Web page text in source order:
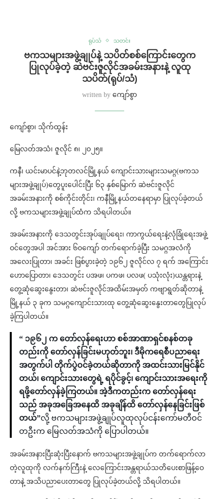
ရုပ်သံ သတင်း
⁨ဗကသများအဖွဲ့ချုပ်နဲ့ သပိတ်စစ်ကြောင်းတွေက
ပြုလုပ်ခဲ့တဲ့ ဆဲဗင်းဇူလိုင်အခမ်းအနားနဲ့ လူထု
သပိတ်(ရုပ်/သံ)
written by ကျော်စွာ
ကျော်စွာ၊ သိုက်ထွန်း
မြေလတ်အသံ၊ ဇူလိုင် ၈၊ ၂၀၂၅။
ကနီ၊ ယင်းမာပင်နဲ့ဘုတလင်မြို့နယ် ကျောင်းသားများသမဂ္ဂ(ဗကသ
များအဖွဲ့ချုပ်)တွေပူးပေါင်းပြီး ၆၃ နှစ်မြောက် ဆဲဗင်းဇူလိုင်
အခမ်းအနားကို စစ်ကိုင်းတိုင်း၊ ကနီမြို့နယ်တနေရာမှာ ပြုလုပ်ခဲ့တယ်
လို့ ဗကသများအဖွဲ့ချုပ်ထံက သိရပါတယ်။
အခမ်းအနားကို ဒေသတွင်းအုပ်ချုပ်ရေး၊ ကာကွယ်ရေးနဲ့လုံခြုံရေးအဖွဲ့
ဝင်တွေအပါ အင်အား ၆၀ကျော် တက်ရောက်ခဲ့ပြီး သမဂ္ဂအလံကို
အလေးပြုတာ၊ အခင်း ဖြစ်ပွားခဲ့တဲ့ ၁၉၆၂ ဇူလိုင်လ ၇ ရက် အကြောင်း
ဟောပြောတာ၊ ဒေသတွင်း ပအဖ၊ ပကဖ၊ ပလဖ( ပသုံးလုံး)ယန္တရားနဲ့
တွေ့ဆုံဆွေးနွေးတာ၊ ဆဲဗင်းဇူလိုင်အထိမ်းအမှတ် ကဗျာရွတ်ဆိုတာနဲ့
မြို့နယ် ၃ ခုက သမဂ္ဂကျောင်းသားထု တွေ့ဆုံဆွေးနွေးတာတွေပြုလုပ်
ခဲ့ကြပါတယ်။
“ ၁၉၆၂ က တော်လှန်ရေးဟာ စစ်အာဏာရှင်စနစ်တခု
တည်းကို တော်လှန်ခြင်းမဟုတ်ဘူး၊ ဒီမိုကရေစီပညာရေး
အတွက်ပါ တိုက်ပွဲဝင်ခဲ့တယ်ဆိုတာကို အထင်းသားမြင်နိုင်
တယ်၊ ကျောင်းသားတွေရဲ့ ရပိုင်ခွင့်၊ ကျောင်းသားအရေးကို
ရဖို့တော်လှန်ခဲ့ကြတယ်။ အဲ့ဒီကတည်းက တော်လှန်ရေး
သည် အခုအခြေအနေထိ အခုချိန်ထိ တော်လှန်နေခြင်းဖြစ်
တယ်”လို့ ဗကသများအဖွဲ့ချုပ်လူထုလုပ်ငန်းကော်မတီဝင်
တဦးက မြေလတ်အသံကို ပြောပါတယ်။
အခမ်းအနားပြီးဆုံးပြီးနောက် ဗကသများအဖွဲ့ချုပ်က တက်ရောက်လာ
တဲ့လူထုကို လက်နက်ကြီးနဲ့ လေကြောင်းအန္တရာယ်သတိပေးစာဖြန့်ဝေ
တာနဲ့ အသိပညာပေးတာတွေ ပြုလုပ်ခဲ့တယ်လို့ သိရပါတယ်။